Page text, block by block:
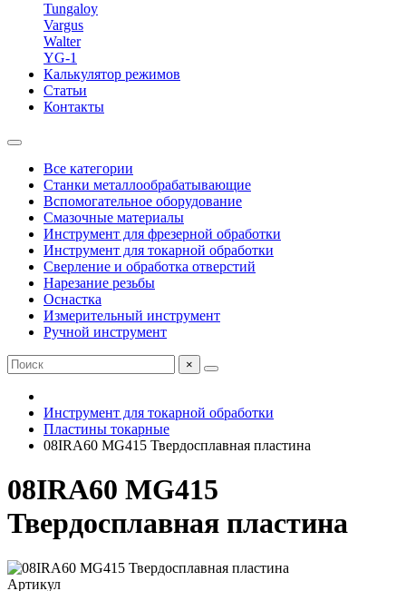
Tungaloy
Vargus
Walter
YG-1
Калькулятор режимов
Статьи
Контакты
Все категории
Станки металлообрабатывающие
Вспомогательное оборудование
Смазочные материалы
Инструмент для фрезерной обработки
Инструмент для токарной обработки
Сверление и обработка отверстий
Нарезание резьбы
Оснастка
Измерительный инструмент
Ручной инструмент
×
Инструмент для токарной обработки
Пластины токарные
08IRA60 MG415 Твердосплавная пластина
08IRA60 MG415
Твердосплавная пластина
Артикул